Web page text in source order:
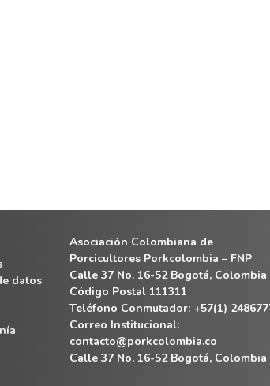
datos
Asociación Colombiana de
Porcicultores Porkcolombia – FNP
Calle 37 No. 16-52 Bogotá, Colombia
Código Postal 111311
Teléfono Conmutador: +57(1)
Correo Institucional:
contacto@porkcolombia.co
Calle 37 No. 16-52 Bogotá, Colombia